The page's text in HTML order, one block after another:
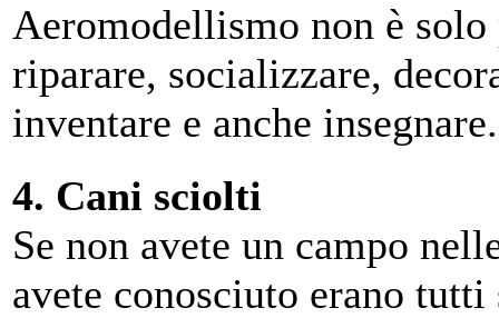
Aeromodellismo non è
riparare, socializzare,
inventare e anche
4. Cani sciolti
Se non avete un campo
avete conosciuto erano